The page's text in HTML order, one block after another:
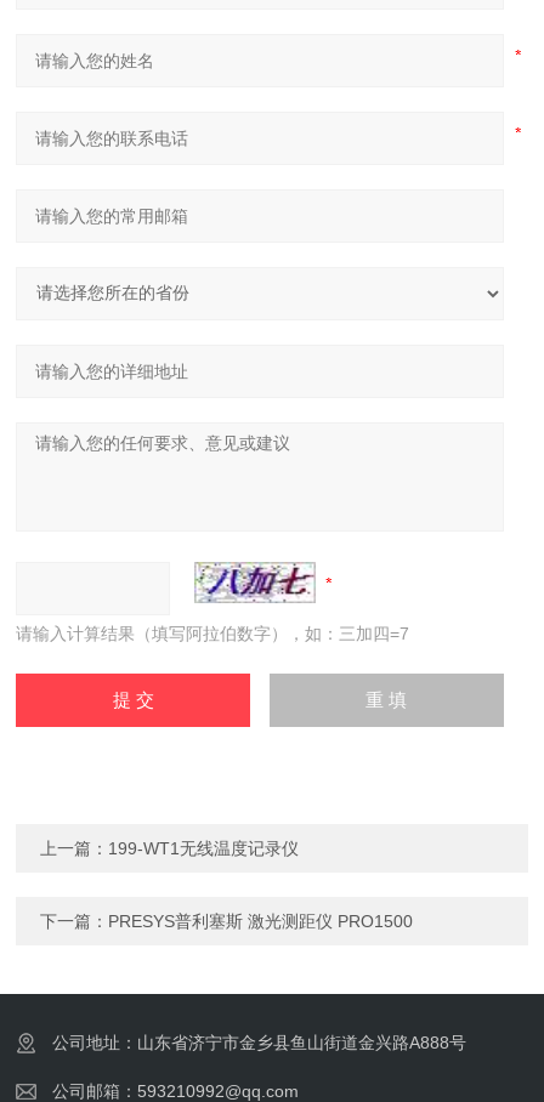
请输入计算结果（填写阿拉伯数字），如：三加四=7
上一篇： 199-WT1无线温度记录仪
下一篇： PRESYS普利塞斯 激光测距仪 PRO1500
公司地址：山东省济宁市金乡县鱼山街道金兴路A888号
公司邮箱：593210992@qq.com